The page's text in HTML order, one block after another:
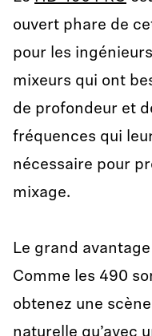
ouvert phare de
pour les
mixeurs qui ont
de profondeur et
fréquences qui
nécessaire pour
mixage.
Le grand
Comme les 490
obtenez une
naturelle qu’avec